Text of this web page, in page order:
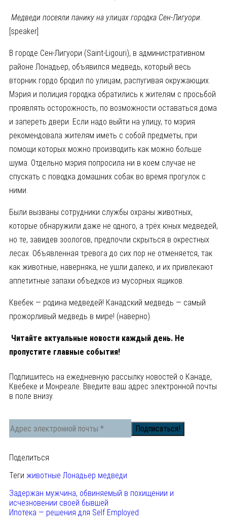
Медведи посеяли панику на улицах городка Сен-Лигуори.
[speaker]
В городе Сен-Лигуори (Saint-Ligouri), в административном
районе Лонадьер, объявился медведь, который весь
вторник гордо бродил по улицам, распугивая окружающих.
Мэрия и полиция городка обратились к жителям с просьбой
проявлять осторожность, по возможности оставаться дома
и запереть двери. Если надо выйти на улицу, то мэрия
рекомендовала жителям иметь с собой предметы, при
помощи которых можно производить как можно больше
шума. Отдельно мэрия попросила ни в коем случае не
спускать с поводка домашних собак во время прогулок с
ними.
Были вызваны сотрудники службы охраны животных,
которые обнаружили даже не одного, а трёх юных медведей,
но те, завидев зоологов, предпочли скрыться в окрестных
лесах. Объявленная тревога до сих пор не отменяется, так
как животные, наверняка, не ушли далеко, и их привлекают
аппетитные запахи объедков из мусорных ящиков.
Квебек — родина медведей! Канадский медведь — самый
прожорливый медведь в мире! (наверно).
Читайте актуальные новости каждый день. Не
пропустите главные события!
Подпишитесь на ежедневную рассылку новостей о Канаде,
Квебеке и Монреале. Введите ваш адрес электронной почты
в поле внизу.
Поделиться
Теги животные Лонадьер медведи
Задержан мужчина, обвиняемый в похищении и
исчезновении своей бывшей
Ипотека — решения для Self Employed